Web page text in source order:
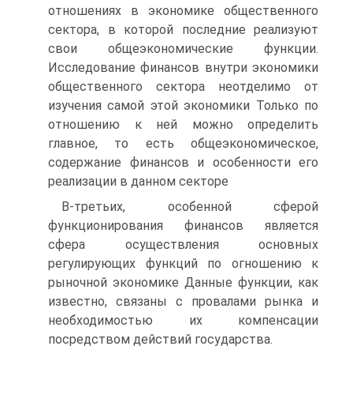
отношениях в экономике общественного
сектора, в которой последние реализуют
свои общеэкономические функции.
Исследование финансов внутри экономики
общественного сектора неотделимо от
изучения самой этой экономики Только по
отношению к ней можно определить
главное, то есть общеэкономическое,
содержание финансов и особенности его
реализации в данном секторе
В-третьих, особенной сферой
функционирования финансов является
сфера осуществления основных
регулирующих функций по огношению к
рыночной экономике Данные функции, как
известно, связаны с провалами рынка и
необходимостью их компенсации
посредством действий государства.